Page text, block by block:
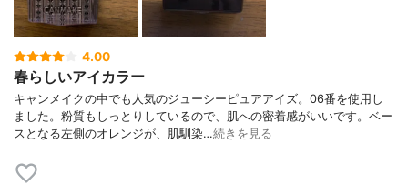
4.00
春らしいアイカラー
キャンメイクの中でも人気のジューシーピュアアイズ。06番を使用し
ました。粉質もしっとりしているので、肌への密着感がいいです。ベー
スとなる左側のオレンジが、肌馴染…続きを見る